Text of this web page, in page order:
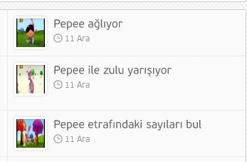
11 Ara
11 Ara
11 Ara